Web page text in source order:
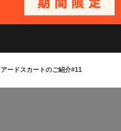
ードスカートのご紹介#11